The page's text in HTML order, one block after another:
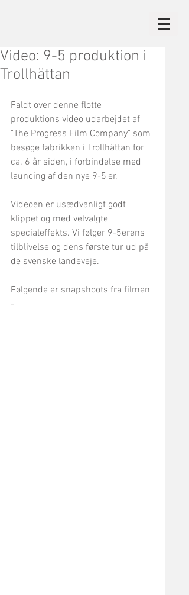
Video: 9-5 produktion i
Trollhättan
Faldt over denne flotte
produktions video udarbejdet af
"The Progress Film Company" som
besøge fabrikken i Trollhättan for
ca. 6 år siden, i forbindelse med
launcing af den nye 9-5'er.
Videoen er usædvanligt godt
klippet og med velvalgte
specialeffekts. Vi følger 9-5erens
tilblivelse og dens første tur ud på
de svenske landeveje.
Følgende er snapshoots fra filmen
-